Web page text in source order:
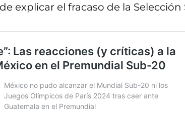
explicar el fracaso de la Selección